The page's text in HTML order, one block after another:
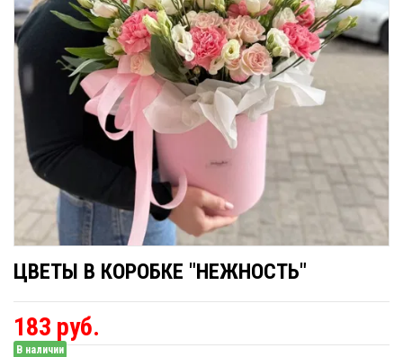
ЦВЕТЫ В КОРОБКЕ "НЕЖНОСТЬ"
183 руб.
В наличии